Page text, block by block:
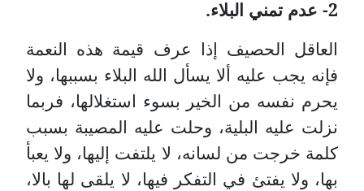
2- عدم تمني البلاء.
العاقل الحصيف إذا عرف قيمة هذه النعمة
فإنه يجب عليه ألا يسأل الله البلاء بسببها، ولا
يحرم نفسه من الخير بسوء استغلالها، فربما
نزلت عليه البلية، وحلت عليه المصيبة بسبب
كلمة خرجت من لسانه، لا يلتفت إليها، ولا يعبأ
بها، ولا يفتئ في التفكر فيها، لا يلقى لها بالا،